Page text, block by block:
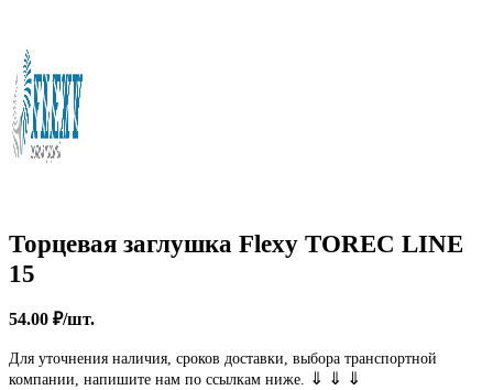
Торцевая заглушка Flexy TOREC LINE
15
54.00 ₽/шт.
Для уточнения наличия, сроков доставки, выбора транспортной
компании, напишите нам по ссылкам ниже. ⇓ ⇓ ⇓